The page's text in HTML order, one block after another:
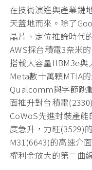
在技術演進與產業鏈
天蓋地而來。除了
晶片、定位推論時代
AWS採台積電3奈米
搭載大容量HBM3e與
Meta數十萬顆MTIA
Qualcomm與字節跳
面推升對台積電
CoWoS先進封裝產
度急升，力旺(3529)
M31(6643)的高速介
權利金放大的第二曲